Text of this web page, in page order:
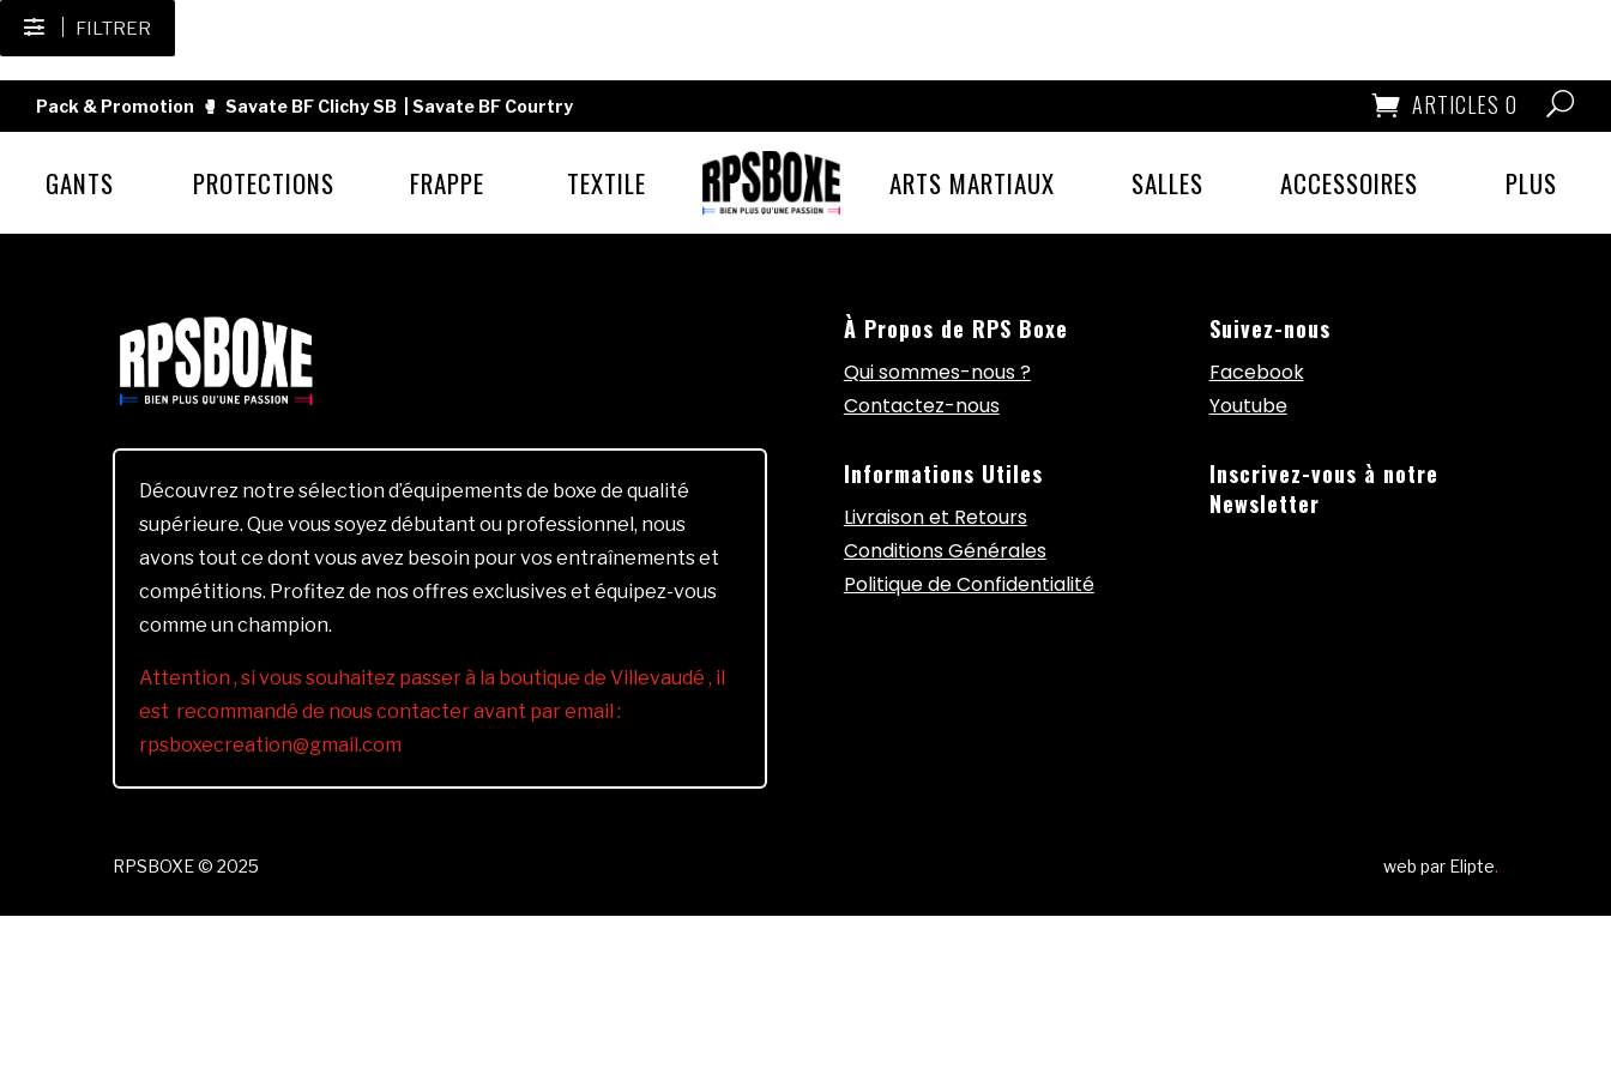
FILTRER
Pack & Promotion 🥊 Savate BF Clichy SB Savate BF Courtry ARTICLES 0
GANTS PROTECTIONS FRAPPE TEXTILE ARTS MARTIAUX SALLES ACCESSOIRES PLUS
Découvrez notre sélection d’équipements de boxe de qualité
supérieure. Que vous soyez débutant ou professionnel, nous
avons tout ce dont vous avez besoin pour vos entraînements et
compétitions. Profitez de nos offres exclusives et équipez-vous
comme un champion.
Attention , si vous souhaitez passer à la boutique de Villevaudé , il
est recommandé de nous contacter avant par email :
rpsboxecreation@gmail.com
À Propos de RPS Boxe
Qui sommes-nous ?
Contactez-nous
Informations Utiles
Livraison et Retours
Conditions Générales
Politique de Confidentialité
Suivez-nous
Facebook
Youtube
Inscrivez-vous à notre
Newsletter
RPSBOXE © 2025 web par Elipte.